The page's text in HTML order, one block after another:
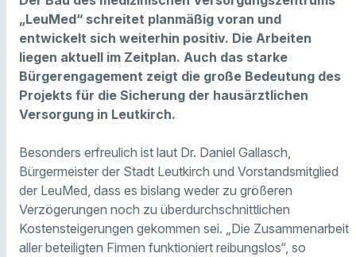
„LeuMed“ schreitet planmäßig voran und
entwickelt sich weiterhin positiv. Die Arbeiten
liegen aktuell im Zeitplan. Auch das starke
Bürgerengagement zeigt die große Bedeutung des
Projekts für die Sicherung der hausärztlichen
Versorgung in Leutkirch.
Besonders erfreulich ist laut Dr. Daniel Gallasch,
Bürgermeister der Stadt Leutkirch und Vorstandsmitglied
der LeuMed, dass es bislang weder zu größeren
Verzögerungen noch zu überdurchschnittlichen
Kostensteigerungen gekommen sei. „Die Zusammenarbeit
aller beteiligten Firmen funktioniert reibungslos“, so